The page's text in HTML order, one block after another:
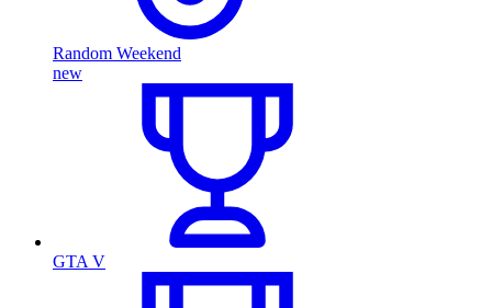
Random Weekend
new
GTA V